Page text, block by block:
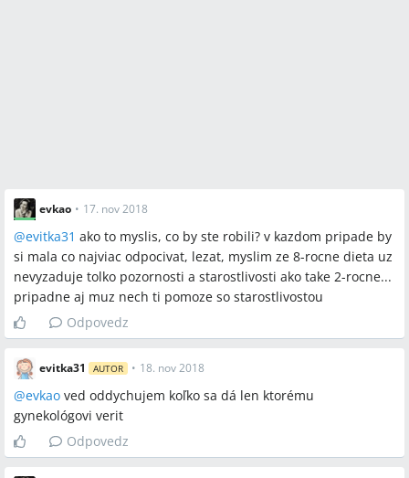
evkao • 17. nov 2018
@evitka31 ako to myslis, co by ste robili? v kazdom pripade by
si mala co najviac odpocivat, lezat, myslim ze 8-rocne dieta uz
nevyzaduje tolko pozornosti a starostlivosti ako take 2-rocne...
pripadne aj muz nech ti pomoze so starostlivostou
Odpovedz
evitka31 AUTOR • 18. nov 2018
@evkao ved oddychujem koľko sa dá len ktorému
gynekológovi verit
Odpovedz